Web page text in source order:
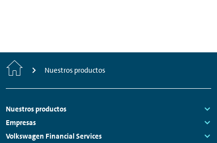
Inicio Nuestros productos
Footer
Nuestros productos
Links:
Empresas
Links:
Volkswagen Financial Services